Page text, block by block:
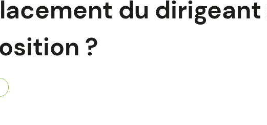
du dirigeant
?